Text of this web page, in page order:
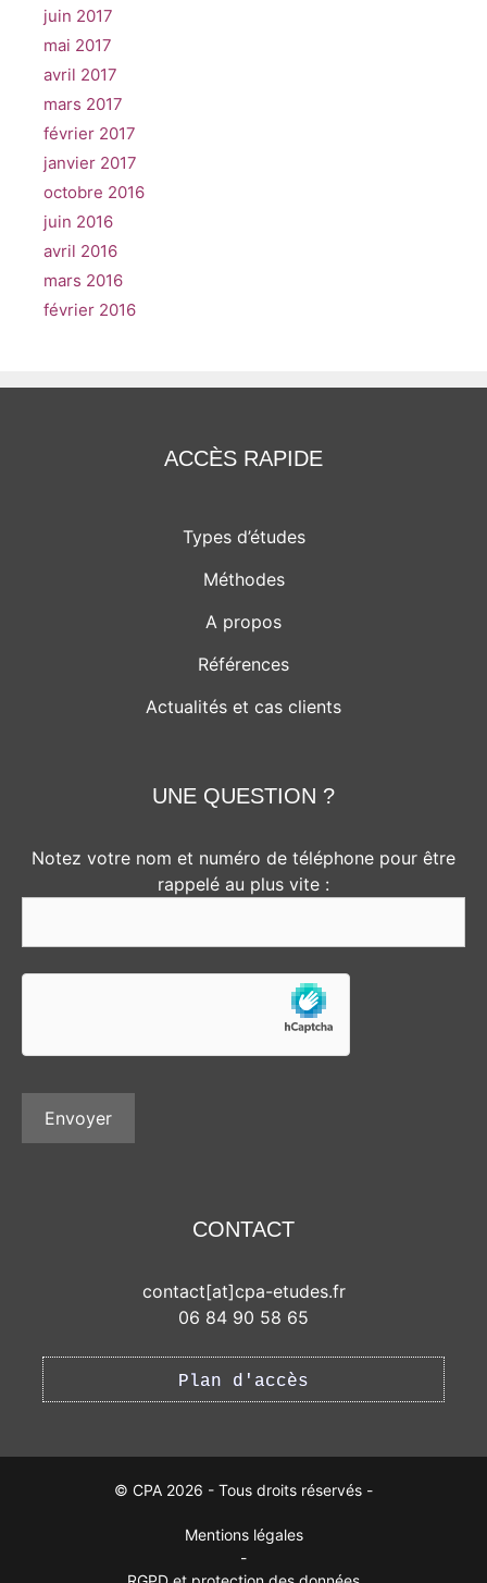
juin 2017
mai 2017
avril 2017
mars 2017
février 2017
janvier 2017
octobre 2016
juin 2016
avril 2016
mars 2016
février 2016
ACCÈS RAPIDE
Types d’études
Méthodes
A propos
Références
Actualités et cas clients
UNE QUESTION ?
Notez votre nom et numéro de téléphone pour être
rappelé au plus vite :
CONTACT
contact[at]cpa-etudes.fr
06 84 90 58 65
Plan d'accès
© CPA 2026 - Tous droits réservés -
Mentions légales
-